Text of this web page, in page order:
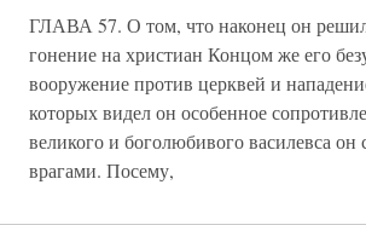
ГЛАВА 57. О том, что наконец он
гонение на христиан Концом же его
вооружение против церквей и
которых видел он особенное
великого и боголюбивого василевса он
врагами. Посему,